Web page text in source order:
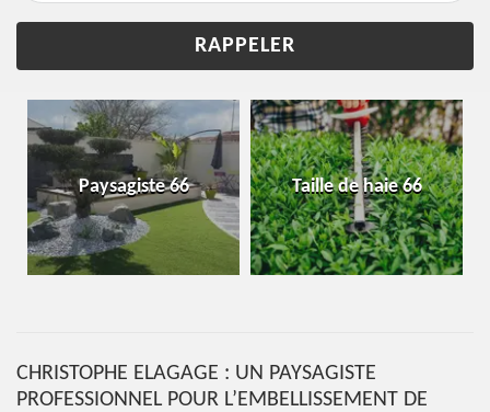
Paysagiste 66 Taille de haie 66
CHRISTOPHE ELAGAGE : UN PAYSAGISTE
PROFESSIONNEL POUR L’EMBELLISSEMENT DE